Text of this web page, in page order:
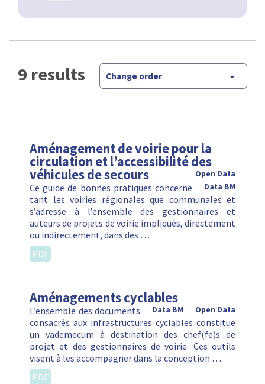
9 results Change order
Aménagement de voirie pour la
circulation et l’accessibilité des
véhicules de secours
Open Data
Data BM
Ce guide de bonnes pratiques concerne
tant les voiries régionales que communales et
s’adresse à l’ensemble des gestionnaires et
auteurs de projets de voirie impliqués, directement
ou indirectement, dans des …
PDF
Aménagements cyclables
Open Data
Data BM
L’ensemble des documents
consacrés aux infrastructures cyclables constitue
un vademecum à destination des chef(fe)s de
projet et des gestionnaires de voirie. Ces outils
visent à les accompagner dans la conception …
PDF